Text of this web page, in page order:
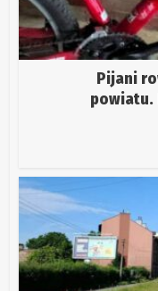
Pijani
powiatu.